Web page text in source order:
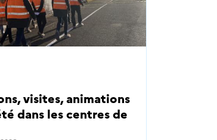
visites, animations
dans les centres de